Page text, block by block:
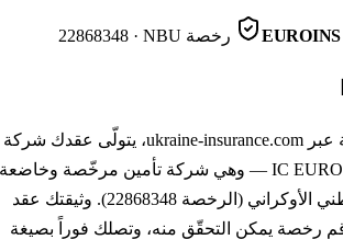
رخصة 22868348· NBU
عند شرائك وثيقة عبر ukraine-insurance.com، يتولّى عقدك شركة
IC EUROINS UKRAINE — وهي شركة تأمين مرخّصة وخاضعة
لرقابة البنك الوطني الأوكراني (الرخصة 22868348). وثيقتك عقد
يمكن التحقّق منه، وتصلك فوراً بصيغة